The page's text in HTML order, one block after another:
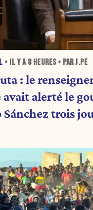
• IL Y A 8 HEURES• PAR J.PE
: le
alerté le
Sánchez trois